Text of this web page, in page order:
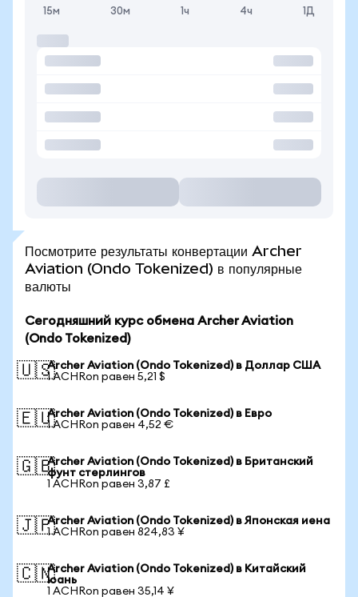
15м 30м 1ч 4ч 1Д
Посмотрите результаты конвертации Archer
Aviation (Ondo Tokenized) в популярные
валюты
Сегодняшний курс обмена Archer Aviation
(Ondo Tokenized)
🇺🇸Archer Aviation (Ondo Tokenized) в Доллар США
1 ACHRon равен 5,21 $
🇪🇺Archer Aviation (Ondo Tokenized) в Евро
1 ACHRon равен 4,52 €
🇬🇧Archer Aviation (Ondo Tokenized) в Британский
фунт стерлингов
1 ACHRon равен 3,87 £
🇯🇵Archer Aviation (Ondo Tokenized) в Японская иена
1 ACHRon равен 824,83 ¥
🇨🇳Archer Aviation (Ondo Tokenized) в Китайский
юань
1 ACHRon равен 35,14 ¥